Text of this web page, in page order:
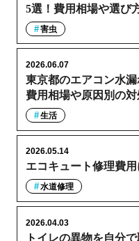
5選！費用相場や選び
害虫
東京都のエアコン水
費用相場や原因別の
2026.06.07
生活
エコキュート修理費
2026.05.14
水道修理
トイレの異物を自分
2026.04.03